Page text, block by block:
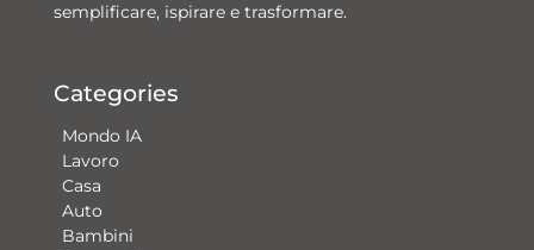
semplificare, ispirare e trasformare.
Categories
Mondo IA
Lavoro
Casa
Auto
Bambini